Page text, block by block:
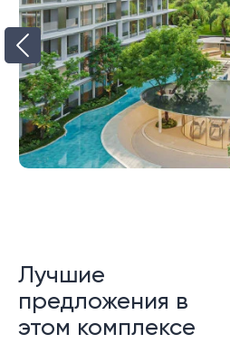
Лучшие
предложения в
этом комплексе